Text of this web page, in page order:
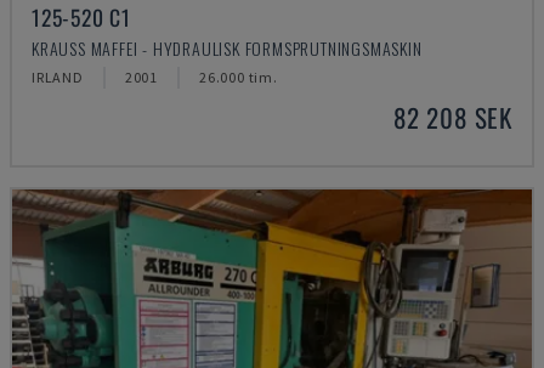
125-520 C1
KRAUSS MAFFEI - HYDRAULISK FORMSPRUTNINGSMASKIN
IRLAND 2001 26.000 tim.
82 208 SEK